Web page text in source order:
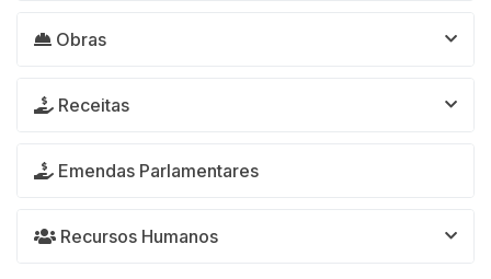
Obras
Receitas
Emendas Parlamentares
Recursos Humanos